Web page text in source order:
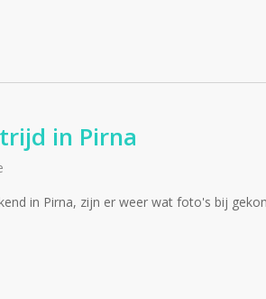
in Pirna
in Pirna, zijn er weer wat foto's bij